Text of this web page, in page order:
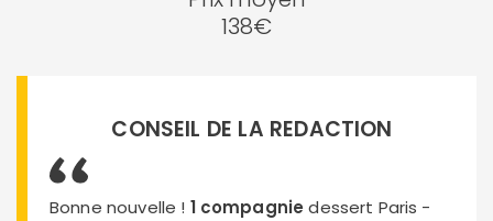
138€
CONSEIL DE LA REDACTION
Bonne nouvelle ! 1 compagnie dessert Paris -